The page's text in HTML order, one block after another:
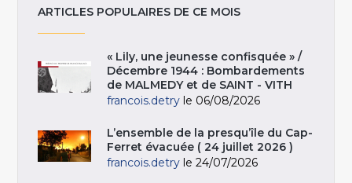
ARTICLES POPULAIRES DE CE MOIS
« Lily, une jeunesse confisquée » /
Décembre 1944 : Bombardements
de MALMEDY et de SAINT - VITH
francois.detry le 06/08/2026
L’ensemble de la presqu’île du Cap-
Ferret évacuée ( 24 juillet 2026 )
francois.detry le 24/07/2026